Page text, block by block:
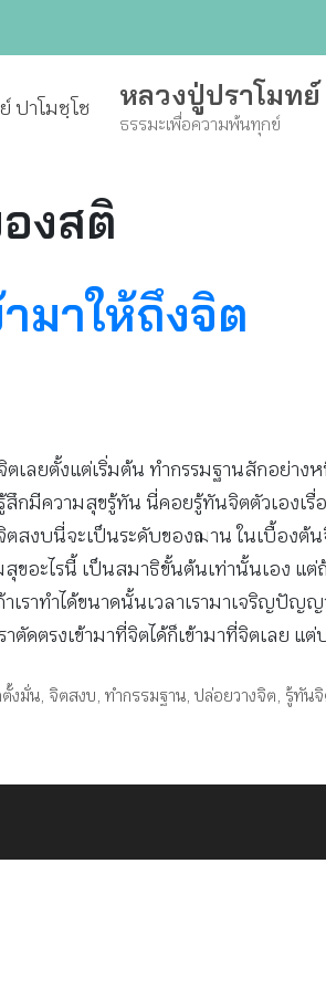
หลวงปู่ปราโมทย์
ธรรมะเพื่อความพ้นทุกข์
งสติ
ามาให้ถึงจิต
จิตเลยตั้งแต่เริ่มต้น ทำกรรมฐานสักอย่
สึกมีความสุขรู้ทัน นี่คอยรู้ทันจิตตัวเองเ
จิตสงบนี่จะเป็นระดับของฌาน ในเบื้อง
ขอะไรนี้ เป็นสมาธิขั้นต้นเท่านั้นเอง แ
เราทำได้ขนาดนั้นเวลาเรามาเจริญปั
าตัดตรงเข้ามาที่จิตได้ก็เข้ามาที่จิตเลย
งมั่น, จิตสงบ,ทำกรรมฐาน,ปล่อยวางจิต, รู้ทัน